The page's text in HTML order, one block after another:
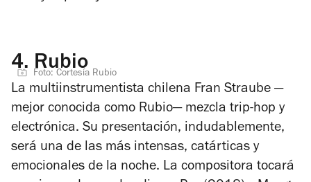
4. Rubio
Foto: Cortesía Rubio
La multiinstrumentista chilena Fran Straube —
mejor conocida como Rubio— mezcla trip-hop y
electrónica. Su presentación, indudablemente,
será una de las más intensas, catárticas y
emocionales de la noche. La compositora tocará